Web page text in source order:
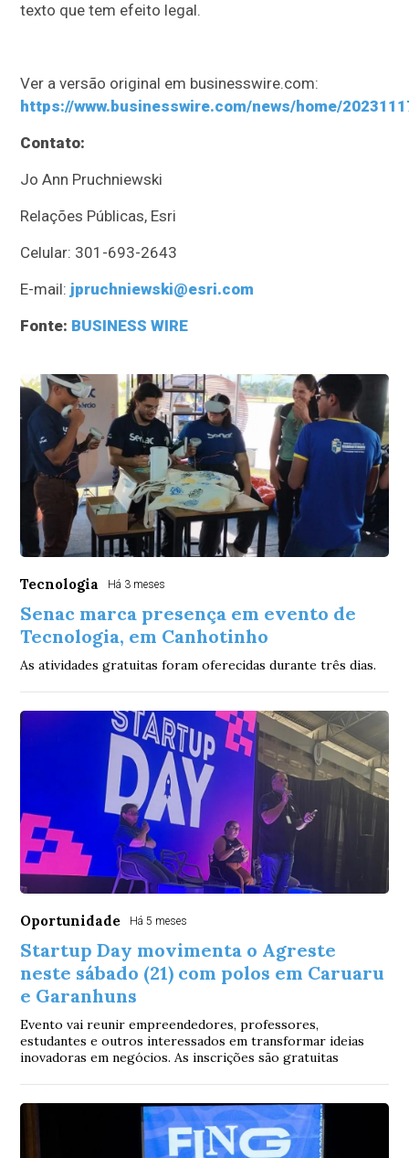
texto que tem efeito legal.
Ver a versão original em businesswire.com:
https://www.businesswire.com/news/home/
Contato:
Jo Ann Pruchniewski
Relações Públicas, Esri
Celular: 301-693-2643
E-mail: jpruchniewski@esri.com
Fonte: BUSINESS WIRE
Tecnologia Há 3 meses
Senac marca presença em evento de
Tecnologia, em Canhotinho
As atividades gratuitas foram oferecidas durante três dias.
Oportunidade Há 5 meses
Startup Day movimenta o Agreste
neste sábado (21) com polos em Caruaru
e Garanhuns
Evento vai reunir empreendedores, professores,
estudantes e outros interessados em transformar ideias
inovadoras em negócios. As inscrições são gratuitas